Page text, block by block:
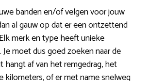
banden en/of velgen voor jouw
al gauw op dat er een ontzettend
merk en type heeft unieke
moet dus goed zoeken naar de
hangt af van het remgedrag, het
kilometers, of er met name snelweg